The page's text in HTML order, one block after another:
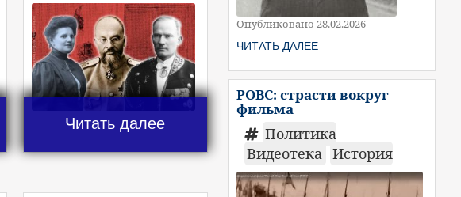
Читать далее
Опубликовано 28.02.2026
ЧИТАТЬ ДАЛЕЕ
РОВС: страсти вокруг
фильма
Политика
Видеотека История